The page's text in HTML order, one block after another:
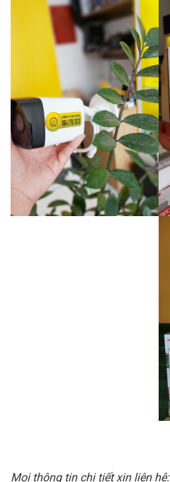
Mọi thông tin chi tiết xin liên hệ: